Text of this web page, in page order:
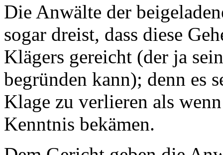
Die Anwälte der
sogar dreist, dass diese
Klägers gereicht (der ja
begründen kann); denn es
Klage zu verlieren als
Kenntnis bekämen.